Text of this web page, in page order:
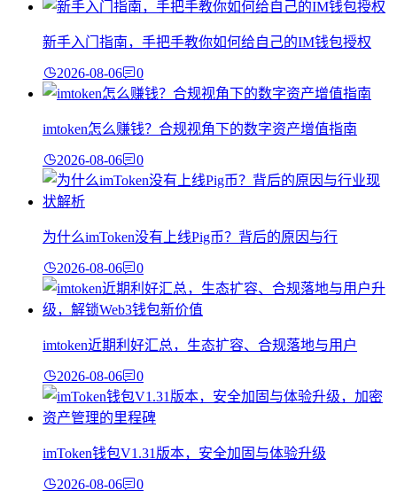
新手入门指南，手把手教你如何给自己的IM钱包授权
2026-08-06 0
imtoken怎么赚钱？合规视角下的数字资产增值指南
2026-08-06 0
为什么imToken没有上线Pig币？背后的原因与行
2026-08-06 0
imtoken近期利好汇总，生态扩容、合规落地与用户
2026-08-06 0
imToken钱包V1.31版本，安全加固与体验升级
2026-08-06 0